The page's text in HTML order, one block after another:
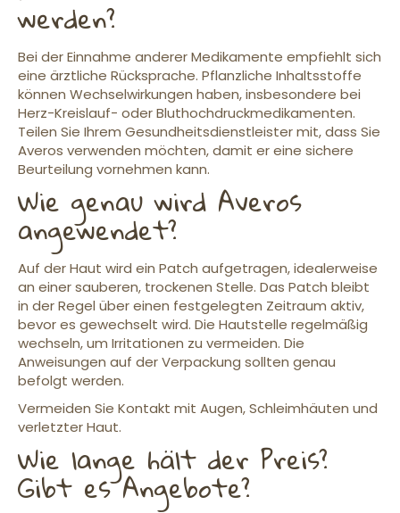
werden?
Bei der Einnahme anderer Medikamente empfiehlt sich
eine ärztliche Rücksprache. Pflanzliche Inhaltsstoffe
können Wechselwirkungen haben, insbesondere bei
Herz-Kreislauf- oder Bluthochdruckmedikamenten.
Teilen Sie Ihrem Gesundheitsdienstleister mit, dass Sie
Averos verwenden möchten, damit er eine sichere
Beurteilung vornehmen kann.
Wie genau wird Averos
angewendet?
Auf der Haut wird ein Patch aufgetragen, idealerweise
an einer sauberen, trockenen Stelle. Das Patch bleibt
in der Regel über einen festgelegten Zeitraum aktiv,
bevor es gewechselt wird. Die Hautstelle regelmäßig
wechseln, um Irritationen zu vermeiden. Die
Anweisungen auf der Verpackung sollten genau
befolgt werden.
Vermeiden Sie Kontakt mit Augen, Schleimhäuten und
verletzter Haut.
Wie lange hält der Preis?
Gibt es Angebote?